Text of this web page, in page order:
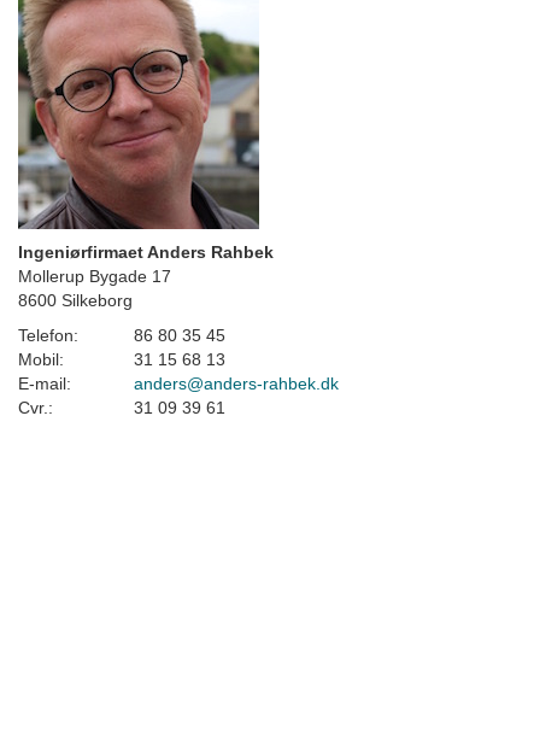
Ingeniørfirmaet Anders Rahbek
Mollerup Bygade 17
8600 Silkeborg
Telefon:
86 80 35 45
Mobil:
31 15 68 13
E-mail:
anders@anders-rahbek.dk
Cvr.:
31 09 39 61